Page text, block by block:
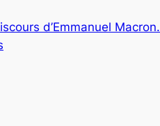
d’Emmanuel